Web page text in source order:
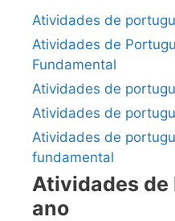
Atividades de
Atividades de
Fundamental
Atividades de
Atividades de
Atividades de
fundamental
Atividades de
ano